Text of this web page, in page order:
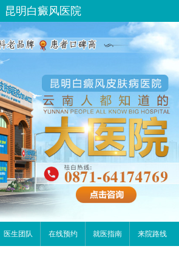
昆明白癜风医院
医生团队 在线预约 就医指南 来院路线